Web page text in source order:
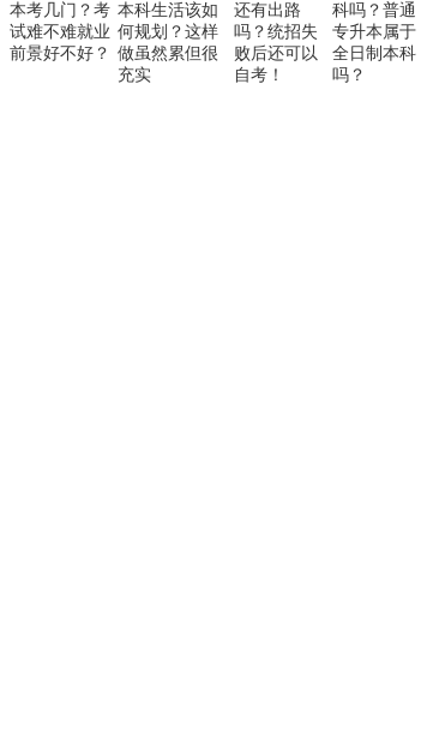
本考几门？考
试难不难就业
前景好不好？
本科生活该如
何规划？这样
做虽然累但很
充实
还有出路
吗？统招失
败后还可以
自考！
科吗？普通
专升本属于
全日制本科
吗？